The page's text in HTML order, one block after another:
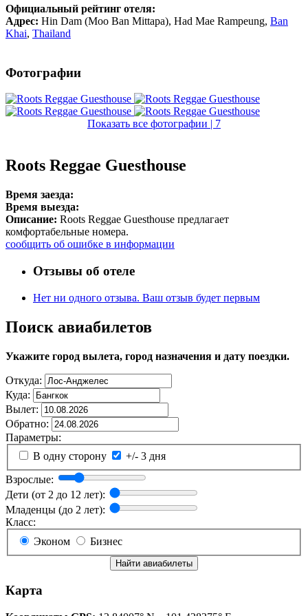
Официальный рейтинг отеля:
Адрес: Hin Dam (Moo Ban Mittapa), Had Mae Rampeung, Ban
Khai, Thailand
Фотографии
Показать все фотографии | 7
Roots Reggae Guesthouse
Время заезда:
Время выезда:
Описание: Roots Reggae Guesthouse предлагает
комфортабельные номера.
сообщить об ошибке в информации
Отзывы об отеле
Нет ни одного отзыва. Ваш отзыв будет первым
Поиск авиабилетов
Укажите город вылета, город назначения и дату поездки.
Откуда:
Куда:
Вылет:
Обратно:
Параметры:
В одну сторону
+/- 3 дня
Взрослые:
Дети (от 2 до 12 лет):
Младенцы (до 2 лет):
Класс:
Эконом
Бизнес
Найти авиабилеты
Карта